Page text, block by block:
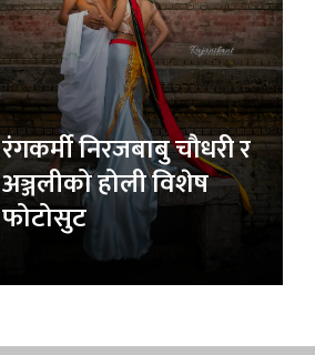
रंगकर्मी निरजबाबु चौधरी र
अञ्जलीको होली विशेष
फोटोसुट